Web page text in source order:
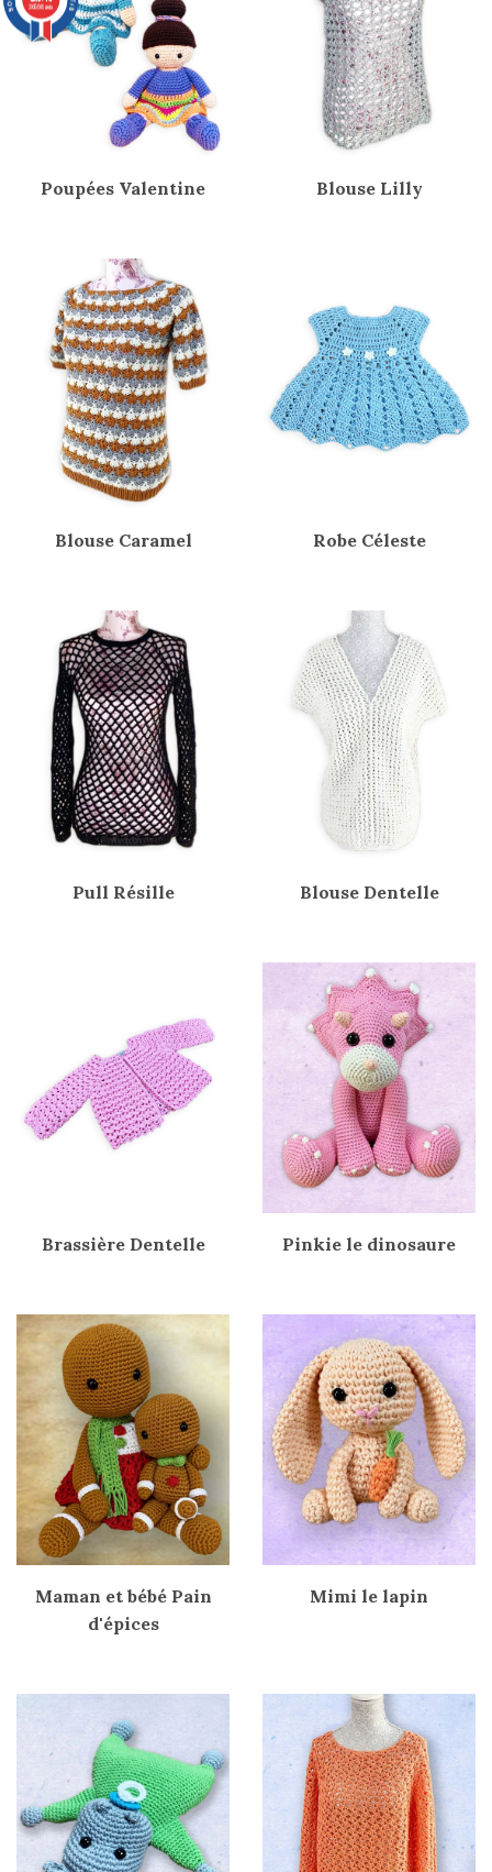
Poupées Valentine Blouse Lilly
Blouse Caramel Robe Céleste
Pull Résille Blouse Dentelle
Brassière Dentelle Pinkie le dinosaure
Maman et bébé Pain
d'épices
Mimi le lapin
36598 avis